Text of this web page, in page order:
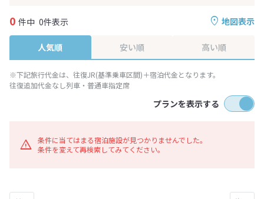
地図表示
0 件中 0件表示
人気順 安い順 高い順
※下記旅行代金は、往復JR(基準乗車区間)＋宿泊代金となります。
往復追加代金なし列車・普通車指定席
プランを表示する
条件に当てはまる宿泊施設が見つかりませんでした。
条件を変えて再検索してみてください。